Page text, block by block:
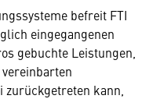
befreit FTI
eingegangenen
gebuchte Leistungen,
kann,